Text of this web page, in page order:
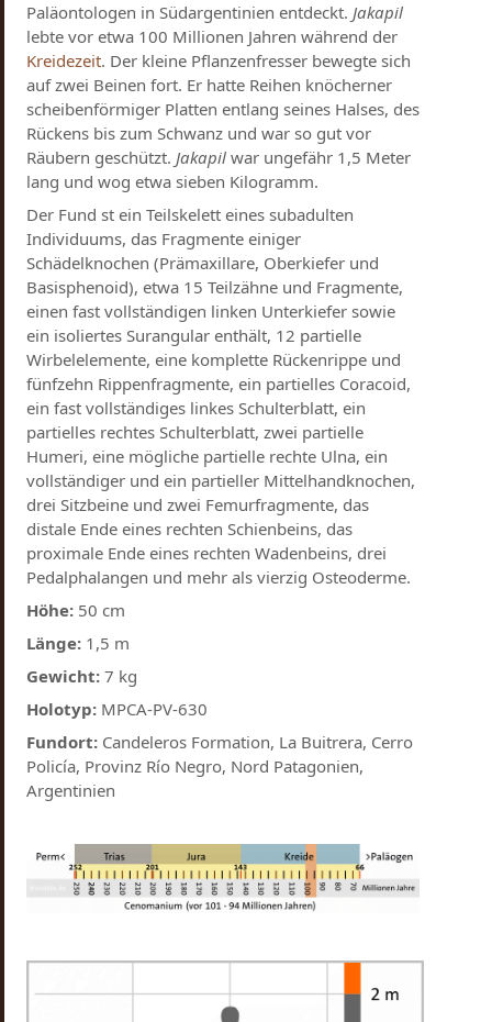
Paläontologen in Südargentinien entdeckt.Jakapil
lebte vor etwa 100 Millionen Jahren während der
Kreidezeit. Der kleine Pflanzenfresser bewegte sich
auf zwei Beinen fort. Er hatte Reihen knöcherner
scheibenförmiger Platten entlang seines Halses, des
Rückens bis zum Schwanz und war so gut vor
Räubern geschützt.Jakapil war ungefähr 1,5 Meter
lang und wog etwa sieben Kilogramm.
Der Fund st ein Teilskelett eines subadulten
Individuums, das Fragmente einiger
Schädelknochen (Prämaxillare, Oberkiefer und
Basisphenoid), etwa 15 Teilzähne und Fragmente,
einen fast vollständigen linken Unterkiefer sowie
ein isoliertes Surangular enthält, 12 partielle
Wirbelelemente, eine komplette Rückenrippe und
fünfzehn Rippenfragmente, ein partielles Coracoid,
ein fast vollständiges linkes Schulterblatt, ein
partielles rechtes Schulterblatt, zwei partielle
Humeri, eine mögliche partielle rechte Ulna, ein
vollständiger und ein partieller Mittelhandknochen,
drei Sitzbeine und zwei Femurfragmente, das
distale Ende eines rechten Schienbeins, das
proximale Ende eines rechten Wadenbeins, drei
Pedalphalangen und mehr als vierzig Osteoderme.
Höhe: 50 cm
Länge: 1,5 m
Gewicht: 7 kg
Holotyp: MPCA-PV-630
Fundort: Candeleros Formation, La Buitrera, Cerro
Policía, Provinz Río Negro, Nord Patagonien,
Argentinien